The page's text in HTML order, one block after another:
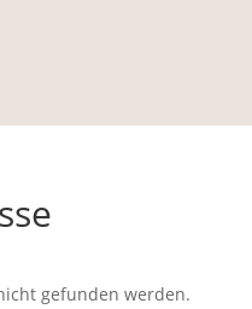
gefunden werden.